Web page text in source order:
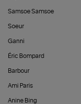
Samsoe Samsoe
Soeur
Ganni
Éric Bompard
Barbour
Ami Paris
Anine Bing